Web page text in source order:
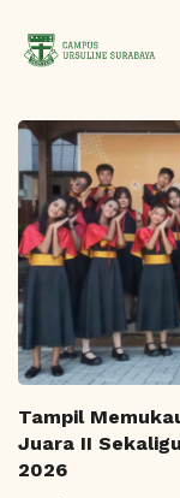
Tampil
Juara II
2026